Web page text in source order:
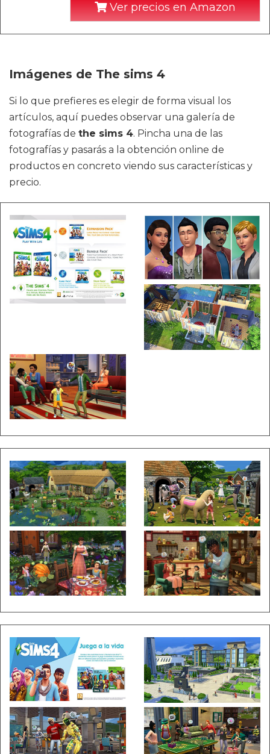
Ver precios en Amazon
Imágenes de The sims 4
Si lo que prefieres es elegir de forma visual los
artículos, aquí puedes observar una galería de
fotografías de the sims 4. Pincha una de las
fotografías y pasarás a la obtención online de
productos en concreto viendo sus características y
precio.